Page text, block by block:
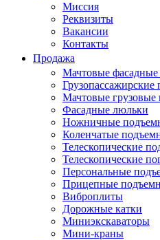
Миссия
Реквизиты
Вакансии
Контакты
Продажа
Мачтовые
Грузопассажирские
Мачтовые грузовые
Фасадные люльки
Ножничные
Коленчатые
Телескопические
Телескопические
Персональные
Прицепные
Виброплиты
Дорожные катки
Миниэкскаваторы
Мини-краны